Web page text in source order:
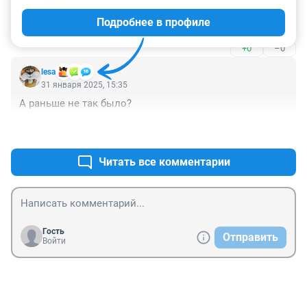
Чем хуже, тем лучше!
Больше движухи!
+0 –0
lesa
Подробнее в профиле
31 января 2025, 15:35
А раньше не так было?
Читать все комментарии
Гость
Войти
Отправить